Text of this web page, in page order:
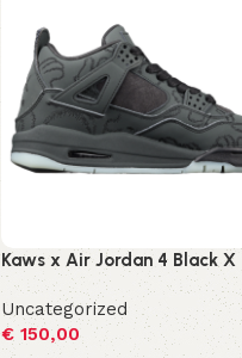
Kaws x Air Jordan 4 Black X
Uncategorized
€150,00